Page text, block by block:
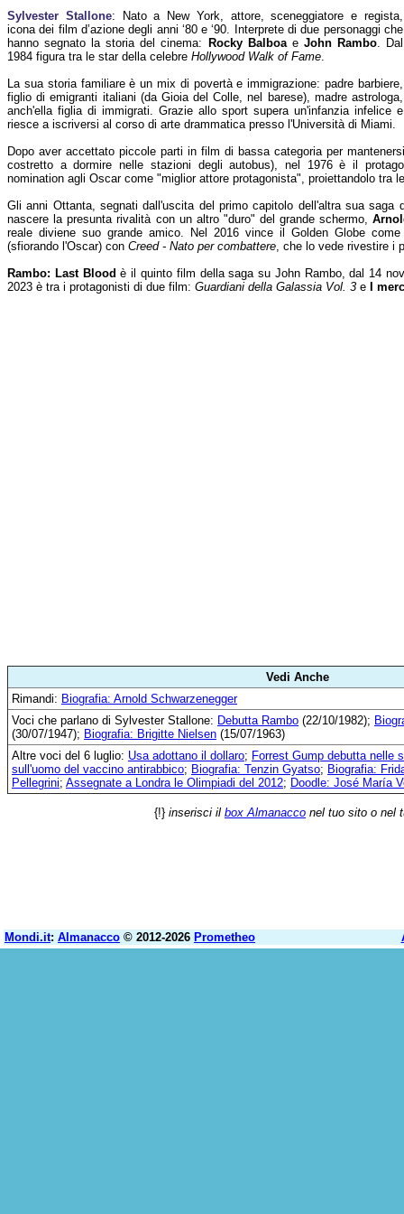
Sylvester Stallone: Nato a New York, attore, sceneggiatore e regista,
icona dei film d’azione degli anni ‘80 e ‘90. Interprete di due personaggi che
hanno segnato la storia del cinema:
Rocky Balboae John Rambo. Dal
1984 figura tra le star della celebre Hollywood Walk of Fame.
La sua storia familiare è un mix di povertà e immigrazione: padre barbiere,
figlio di emigranti italiani (da Gioia del Colle, nel barese), madre astrologa,
anch'ella figlia di immigrati. Grazie allo sport supera un'infanzia infelice e
riesce a iscriversi al corso di arte drammatica presso l'Università di Miami.
Dopo aver accettato piccole parti in film di bassa categoria per
costretto a dormire nelle stazioni degli autobus), nel 1976 è il
nomination agli Oscar come "miglior attore protagonista", proiettandolo tra
Gli anni Ottanta, segnati dall'uscita del primo capitolo dell'altra sua
nascere la presunta rivalità con un altro "duro" del grande schermo,
reale diviene suo grande amico. Nel 2016 vince il Golden Globe
(sfiorando l'Oscar) con Creed - Nato per combattere, che lo vede rivestire i
Rambo: Last Blood è il quinto film della saga su John Rambo, dal 14
2023 è tra i protagonisti di due film: Guardiani della Galassia Vol. 3 e I
Vedi Anche
Rimandi: Biografia: Arnold Schwarzenegger
Voci che parlano di Sylvester Stallone: Debutta Rambo (22/10/1982);
(30/07/1947); Biografia: Brigitte Nielsen (15/07/1963)
Altre voci del 6 luglio: Usa adottano il dollaro; Forrest Gump debutta nelle
sull'uomo del vaccino antirabbico; Biografia: Tenzin Gyatso; Biografia:
Pellegrini; Assegnate a Londra le Olimpiadi del 2012; Doodle: José María
{!} inserisci il box Almanacco nel tuo sito o nel
Mondi.it: Almanacco © 2012-2026 Prometheo